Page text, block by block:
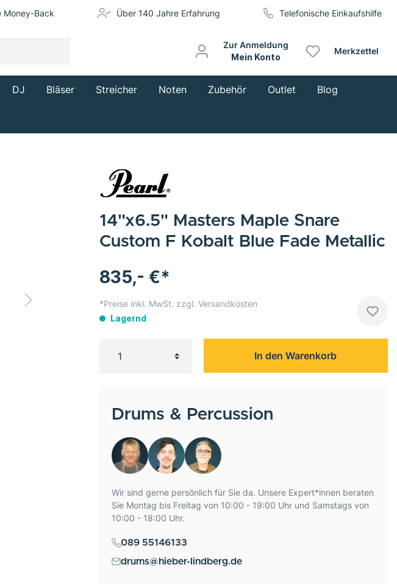
Money-Back Über 140 Jahre Erfahrung Telefonische Einkaufshilfe
Zur Anmeldung
Mein Konto
Merkzettel
DJ Bläser Streicher Noten Zubehör Outlet Blog
835,- €*
*Preise inkl. MwSt. zzgl. Versandkosten
Lagernd
In den Warenkorb
14"x6.5" Masters Maple Snare
Custom F Kobalt Blue Fade Metallic
Drums & Percussion
Wir sind gerne persönlich für Sie da. Unsere Expert*innen beraten
Sie Montag bis Freitag von 10:00 - 19:00 Uhr und Samstags von
10:00 - 18:00 Uhr.
089 55146133
drums@hieber-lindberg.de